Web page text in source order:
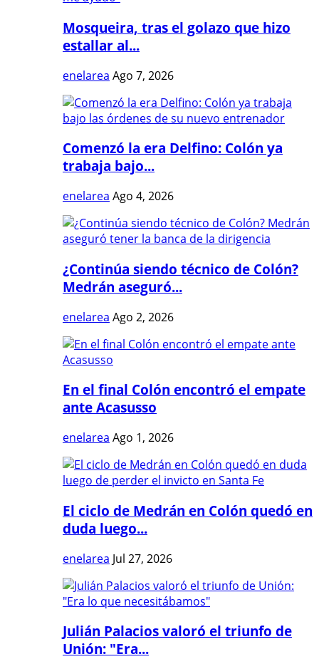
Mosqueira, tras el golazo que hizo
estallar al...
enelarea Ago 7, 2026
Comenzó la era Delfino: Colón ya
trabaja bajo...
enelarea Ago 4, 2026
¿Continúa siendo técnico de Colón?
Medrán aseguró...
enelarea Ago 2, 2026
En el final Colón encontró el empate
ante Acasusso
enelarea Ago 1, 2026
El ciclo de Medrán en Colón quedó en
duda luego...
enelarea Jul 27, 2026
Julián Palacios valoró el triunfo de
Unión: "Era...